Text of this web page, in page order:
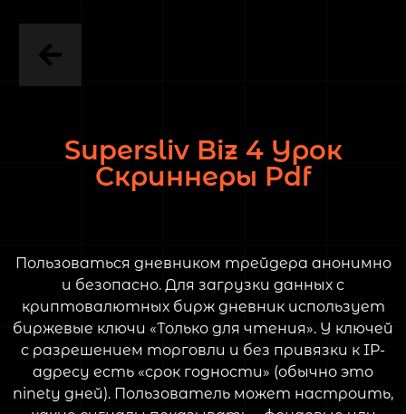
Supersliv Biz 4 Урок
Скриннеры Pdf
Пользоваться дневником трейдера анонимно
и безопасно. Для загрузки данных с
криптовалютных бирж дневник использует
биржевые ключи «Только для чтения». У ключей
с разрешением торговли и без привязки к IP-
адресу есть «срок годности» (обычно это
ninety дней). Пользователь может настроить,